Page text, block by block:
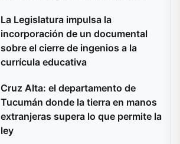
La Legislatura impulsa la
incorporación de un documental
sobre el cierre de ingenios a la
currícula educativa
Cruz Alta: el departamento de
Tucumán donde la tierra en manos
extranjeras supera lo que permite la
ley